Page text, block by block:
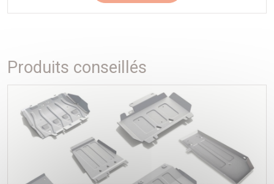
Produits conseillés